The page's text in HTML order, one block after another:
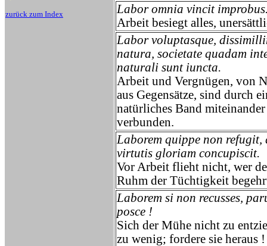
zurück zum Index
Labor omnia vincit
Arbeit besiegt alles,
Labor voluptasque,
natura, societate quadam
naturali sunt iuncta.
Arbeit und Vergnügen, von
aus Gegensätze, sind durch
natürliches Band miteinander
verbunden.
Laborem quippe non refugit,
virtutis gloriam concupiscit.
Vor Arbeit flieht nicht, wer
Ruhm der Tüchtigkeit
Laborem si non recusses,
posce !
Sich der Mühe nicht zu
zu wenig; fordere sie heraus !